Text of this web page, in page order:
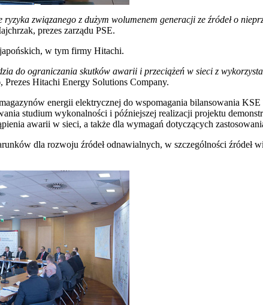
związanego z dużym wolumenem generacji ze źródeł o
prezes zarządu PSE.
w tym firmy Hitachi.
do ograniczania skutków awarii i przeciążeń w sieci z
Prezes Hitachi Energy Solutions Company.
energii elektrycznej do wspomagania bilansowania
studium wykonalności i późniejszej realizacji projektu
awarii w sieci, a także dla wymagań dotyczących
dla rozwoju źródeł odnawialnych, w szczególności źródeł